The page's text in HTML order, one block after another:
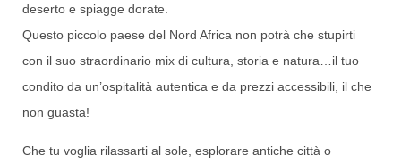
deserto e spiagge dorate.
Questo piccolo paese del Nord Africa non potrà che stupirti
con il suo straordinario mix di cultura, storia e natura…il tuo
condito da un’ospitalità autentica e da prezzi accessibili, il che
non guasta!
Che tu voglia rilassarti al sole, esplorare antiche città o